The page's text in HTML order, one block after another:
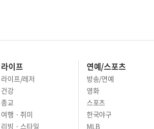
라이프
라이프/레저
건강
종교
연예/스포츠
방송/연예
영화
스포츠